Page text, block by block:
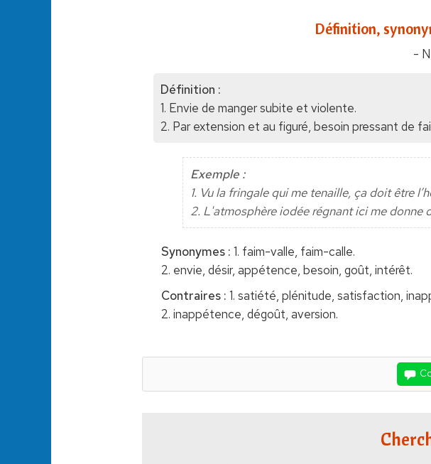
Définition,
-
Définition :
1. Envie de manger subite et violente.
2. Par extension et au figuré, besoin pressant de
Exemple :
1. Vu la fringale qui me tenaille, ça doit être
2. L'atmosphère iodée régnant ici me donne
Synonymes : 1. faim-valle, faim-calle.
2. envie, désir, appétence, besoin, goût, intérêt.
Contraires : 1. satiété, plénitude, satisfaction,
2. inappétence, dégoût, aversion.